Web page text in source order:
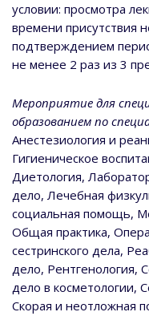
условии: просмотра
времени присутствия
подтверждением
не менее 2 раз из 3
Мероприятие для
образованием по
Анестезиология и
Гигиеническое
Диетология,
дело, Лечебная
социальная помощь,
Общая практика,
сестринского дела,
дело, Рентгенология,
дело в косметологии,
Скорая и неотложная